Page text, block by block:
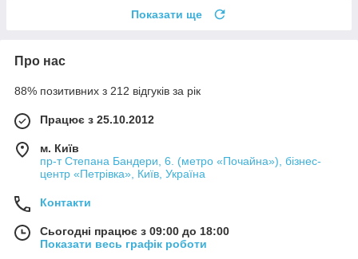
Показати ще
Про нас
88% позитивних з 212 відгуків за рік
Працює з 25.10.2012
м. Київ
пр-т Степана Бандери, 6. (метро «Почайна»), бізнес-
центр «Петрівка», Київ, Україна
Контакти
Сьогодні працює з 09:00 до 18:00
Показати весь графік роботи